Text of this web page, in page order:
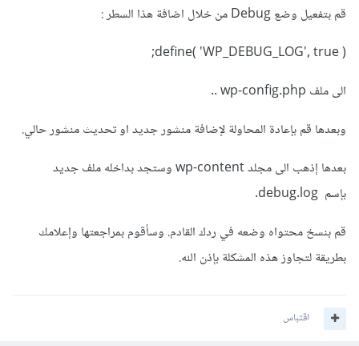
الصفحة الرئيسية وباقي الروابط هي روابط داخلية ضمن الصفحة،
أخيراً أشكرك مرةً أخرى على قضاء بعض من وقتك بالإجابة عن
الأسئلة، وأعتذر عن إطالة الموضوع.
قم بتفعيل وضع Debug من خلال اضافة هذا السطر :
define( 'WP_DEBUG_LOG', true );
الى ملف wp-config.php ..
وبعدها قم بإعادة المحاولة لإضافة منشور جديد او تحديث منشور حالي.
بعدها إذهب الى مجلد wp-content وستجد بداخله ملف جديد
بإسم debug.log.
قم بنسخ محتواه وضعه في ردك القادم. وسأقوم بمراجعتها وإعلامك
بطريقة لتجاوز هذه المشكلة بإذن الله.
اقتباس